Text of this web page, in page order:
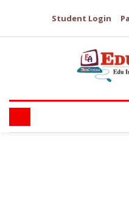
Student Login